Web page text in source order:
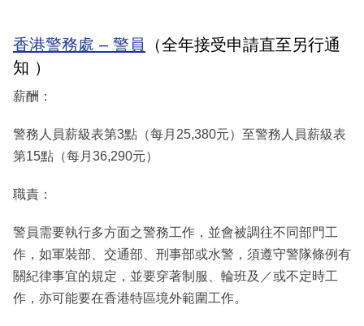
香港警務處 – 警員
（全年接受申請直至另行通
知 ）
薪酬：
警務人員薪級表第3點（每月25,380元）至警務人員薪級表
第15點（每月36,290元）
職責：
警員需要執行多方面之警務工作，並會被調往不同部門工
作，如軍裝部、交通部、刑事部或水警，須遵守警隊條例有
關紀律事宜的規定，並要穿著制服、輪班及／或不定時工
作，亦可能要在香港特區境外範圍工作。